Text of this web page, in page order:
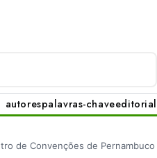
autorespalavras-chaveeditorial
de Convenções de Pernambuco